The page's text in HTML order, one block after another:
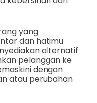
yang
dan hatimu
alternatif
pelanggan ke
dengan
atau perubahan